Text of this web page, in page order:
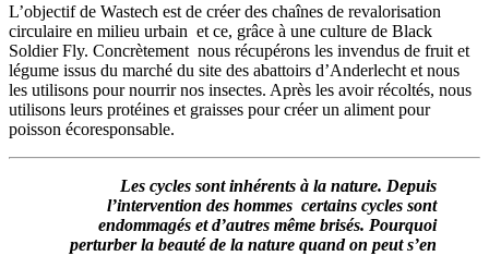
L’objectif de Wastech est de créer des chaînes de revalorisation
circulaire en milieu urbain et ce, grâce à une culture de Black
Soldier Fly. Concrètement nous récupérons les invendus de fruit et
légume issus du marché du site des abattoirs d’Anderlecht et nous
les utilisons pour nourrir nos insectes. Après les avoir récoltés, nous
utilisons leurs protéines et graisses pour créer un aliment pour
poisson écoresponsable.
Les cycles sont inhérents à la nature. Depuis
l’intervention des hommes certains cycles sont
endommagés et d’autres même brisés. Pourquoi
perturber la beauté de la nature quand on peut s’en